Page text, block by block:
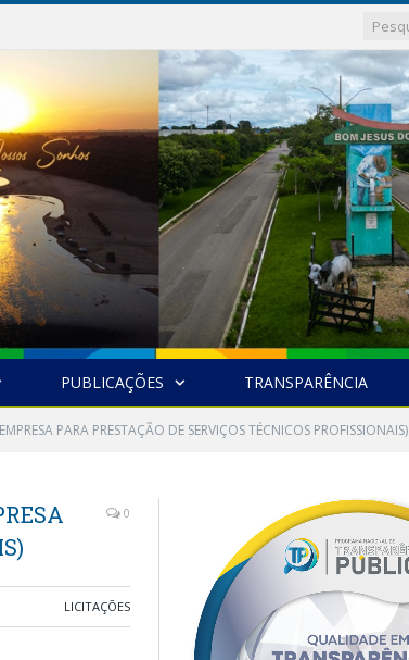
PUBLICAÇÕES TRANSPARÊNCIA
PARA PRESTAÇÃO DE SERVIÇOS TÉCNICOS PROFISSIONAIS)
0
LICITAÇÕES